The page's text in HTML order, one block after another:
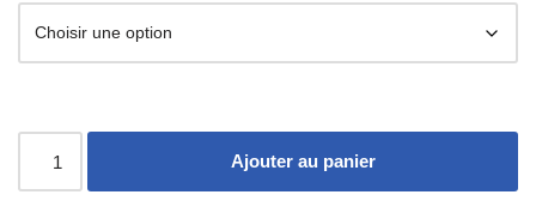
Ajouter au panier